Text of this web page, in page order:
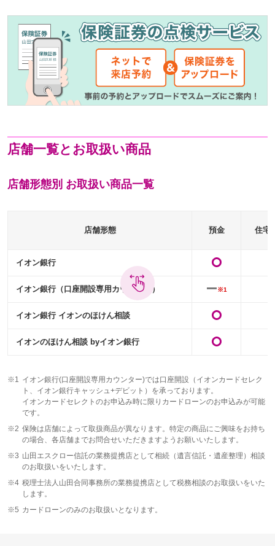
店舗一覧とお取扱い商品
店舗形態別 お取扱い商品一覧
店舗形態 預金 住宅
イオン銀行
イオン銀行（口座開設専用カウンター） ※1
イオン銀行 イオンのほけん相談
イオンのほけん相談 byイオン銀行
※1 イオン銀行(口座開設専用カウンター)では口座開設（イオンカードセレク
ト、イオン銀行キャッシュ+デビット）を承っております。
イオンカードセレクトのお申込み時に限りカードローンのお申込みが可能
です。
※2 保険は店舗によって取扱商品が異なります。特定の商品にご興味をお持ち
の場合、各店舗までお問合せいただきますようお願いいたします。
※3 山田エスクロー信託の業務提携店として相続（遺言信託・遺産整理）相談
のお取扱いをいたします。
※4 税理士法人山田合同事務所の業務提携店として税務相談のお取扱いをいた
します。
※5 カードローンのみのお取扱いとなります。